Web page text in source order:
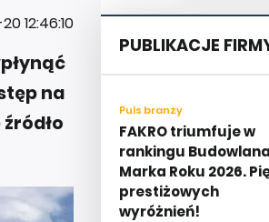
12:46:10
na
PUBLIKACJE
Puls branży
FAKRO triumfuje w
rankingu Budowlana
Marka Roku 2026.
prestiżowych
wyróżnień!